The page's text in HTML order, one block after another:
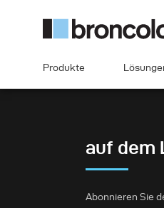
Produkte
auf dem
Abonnieren Sie